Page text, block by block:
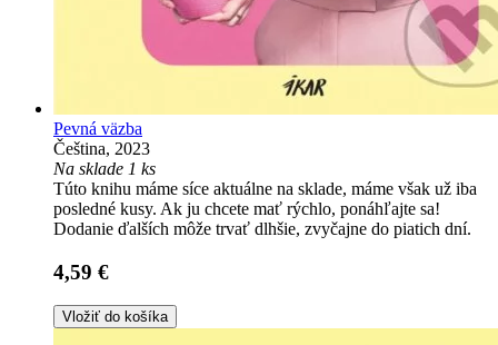
Pevná väzba
Čeština, 2023
Na sklade 1 ks
Túto knihu máme síce aktuálne na sklade, máme však už iba
posledné kusy. Ak ju chcete mať rýchlo, ponáhľajte sa!
Dodanie ďalších môže trvať dlhšie, zvyčajne do piatich dní.
4,59 €
Vložiť do košíka